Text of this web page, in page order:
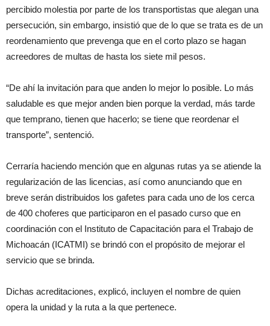
percibido molestia por parte de los transportistas que alegan una
persecución, sin embargo, insistió que de lo que se trata es de un
reordenamiento que prevenga que en el corto plazo se hagan
acreedores de multas de hasta los siete mil pesos.
“De ahí la invitación para que anden lo mejor lo posible. Lo más
saludable es que mejor anden bien porque la verdad, más tarde
que temprano, tienen que hacerlo; se tiene que reordenar el
transporte”, sentenció.
Cerraría haciendo mención que en algunas rutas ya se atiende la
regularización de las licencias, así como anunciando que en
breve serán distribuidos los gafetes para cada uno de los cerca
de 400 choferes que participaron en el pasado curso que en
coordinación con el Instituto de Capacitación para el Trabajo de
Michoacán (ICATMI) se brindó con el propósito de mejorar el
servicio que se brinda.
Dichas acreditaciones, explicó, incluyen el nombre de quien
opera la unidad y la ruta a la que pertenece.